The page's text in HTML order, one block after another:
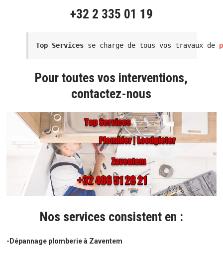
+32 2 335 01 19
Top Services se charge de tous vos travaux de
Pour toutes vos interventions,
contactez-nous
Nos services consistent en :
-Dépannage plomberie à Zaventem